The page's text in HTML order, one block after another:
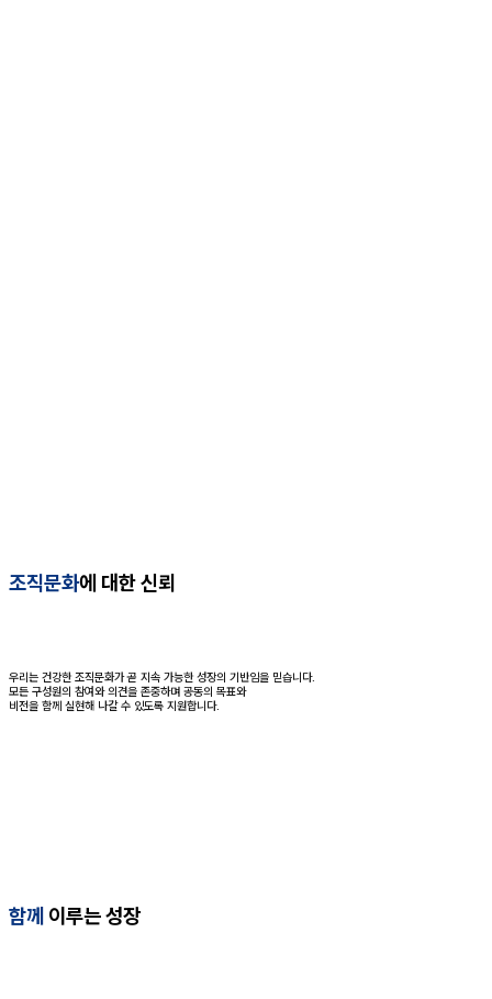
조직문화에 대한 신뢰
우리는 건강한 조직문화가 곧 지속 가능한 성장의 기반임을 믿습니다.
모든 구성원의 참여와 의견을 존중하며 공동의 목표와
비전을 함께 실현해 나갈 수 있도록 지원합니다.
함께 이루는 성장